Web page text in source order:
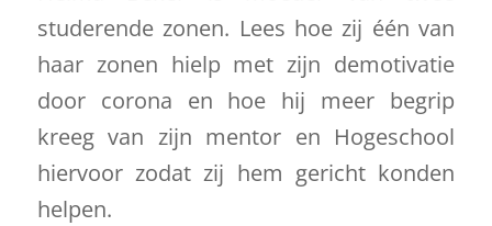
studerende zonen. Lees hoe zij één van
haar zonen hielp met zijn demotivatie
door corona en hoe hij meer begrip
kreeg van zijn mentor en Hogeschool
hiervoor zodat zij hem gericht konden
helpen.